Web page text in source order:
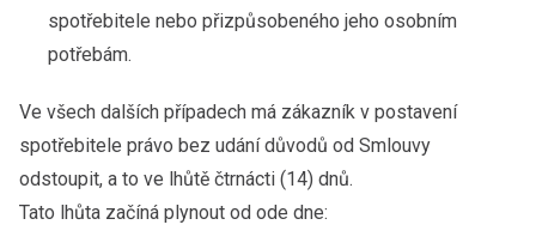
spotřebitele nebo přizpůsobeného jeho osobním
potřebám.
Ve všech dalších případech má zákazník v postavení
spotřebitele právo bez udání důvodů od Smlouvy
odstoupit, a to ve lhůtě čtrnácti (14) dnů.
Tato lhůta začíná plynout od ode dne: